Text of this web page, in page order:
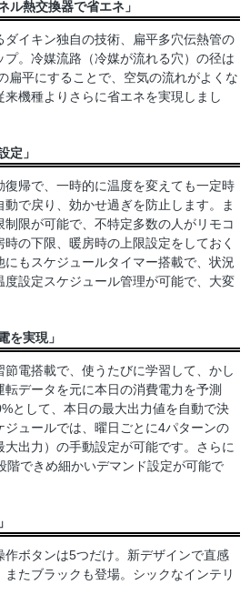
ル熱交換器で省エネ」
イキン独自の技術、扁平多穴伝熱管の
。冷媒流路（冷媒が流れる穴）の径は
扁平にすることで、空気の流れがよくな
来機種よりさらに省エネを実現しまし
定」
復帰で、一時的に温度を変えても一定時
で戻り、効かせ過ぎを防止します。ま
限が可能で、不特定多数の人がリモコ
の下限、暖房時の上限設定をしておく
にもスケジュールタイマー搭載で、状況
度設定スケジュール管理が可能で、大変
を実現」
節電搭載で、使うたびに学習して、かし
データを元に本日の消費電力を予測
として、本日の最大出力値を自動で決
ジュールでは、曜日ごとに4パターンの
出力）の手動設定が可能です。さらに
階できめ細かいデマンド設定が可能で
作ボタンは5つだけ。新デザインで直感
たブラックも登場。シックなインテリ